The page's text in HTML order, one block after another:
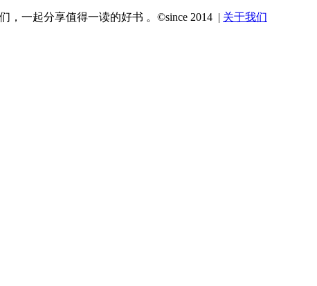
，一起分享值得一读的好书 。©since 2014 | 关于我们